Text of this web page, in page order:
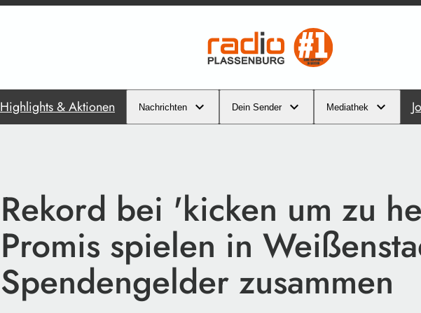
Highlights & Aktionen Nachrichten Dein Sender Mediathek
Rekord bei 'kicken um zu
Promis spielen in
Spendengelder zusammen